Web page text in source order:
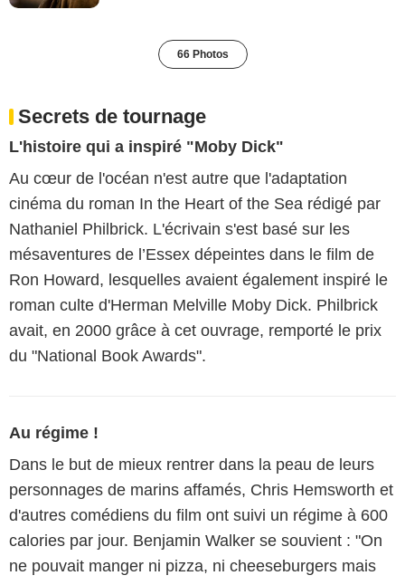
66 Photos
Secrets de tournage
L'histoire qui a inspiré "Moby Dick"
Au cœur de l'océan n'est autre que l'adaptation
cinéma du roman In the Heart of the Sea rédigé par
Nathaniel Philbrick. L'écrivain s'est basé sur les
mésaventures de l’Essex dépeintes dans le film de
Ron Howard, lesquelles avaient également inspiré le
roman culte d'Herman Melville Moby Dick. Philbrick
avait, en 2000 grâce à cet ouvrage, remporté le prix
du "National Book Awards".
Au régime !
Dans le but de mieux rentrer dans la peau de leurs
personnages de marins affamés, Chris Hemsworth et
d'autres comédiens du film ont suivi un régime à 600
calories par jour. Benjamin Walker se souvient : "On
ne pouvait manger ni pizza, ni cheeseburgers mais